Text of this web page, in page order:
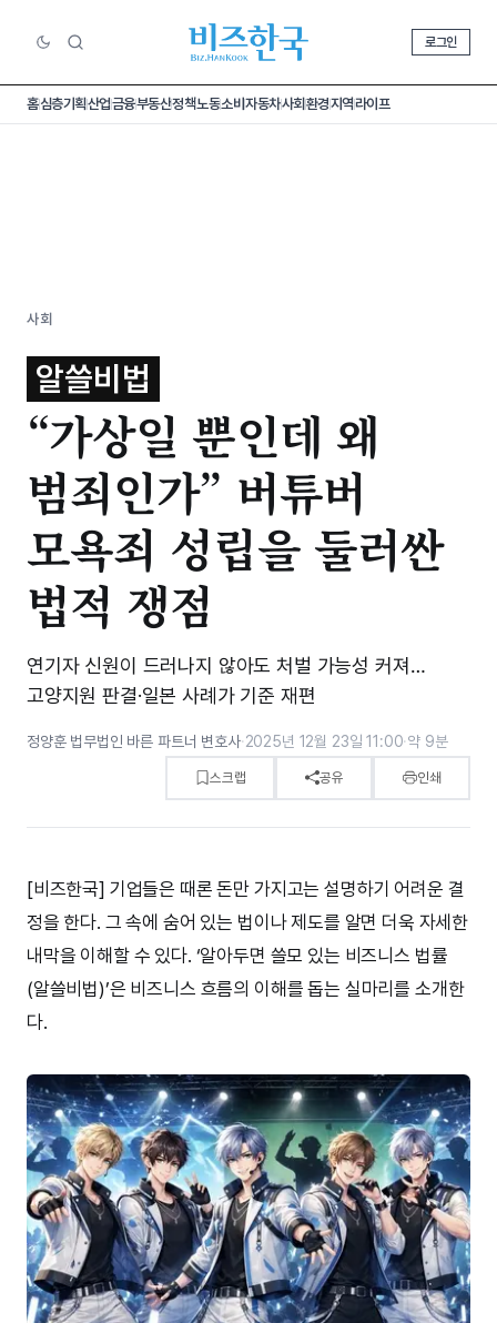
로그인
홈심층기획산업금융부동산정책노동소비 자동차사회환경지역라이프
사회
알쓸비법
“가상일 뿐인데 왜
범죄인가” 버튜버
모욕죄 성립을 둘러싼
법적 쟁점
연기자 신원이 드러나지 않아도 처벌 가능성 커져…
고양지원 판결·일본 사례가 기준 재편
정양훈 법무법인 바른 파트너 변호사·2025년 12월 23일 11:00·약 9분
스크랩 공유 인쇄
[비즈한국] 기업들은 때론 돈만 가지고는 설명하기 어려운 결
정을 한다. 그 속에 숨어 있는 법이나 제도를 알면 더욱 자세한
내막을 이해할 수 있다. ‘알아두면 쓸모 있는 비즈니스 법률
(알쓸비법)’은 비즈니스 흐름의 이해를 돕는 실마리를 소개한
다.